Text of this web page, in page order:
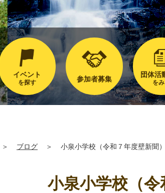
イベント
を探す 参加者募集
団体活
を
＞ ブログ ＞ 小泉小学校（令和７年度壁新聞）
小泉小学校（令